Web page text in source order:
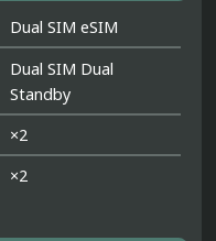
Dual SIM eSIM
Dual SIM Dual
Standby
×2
×2